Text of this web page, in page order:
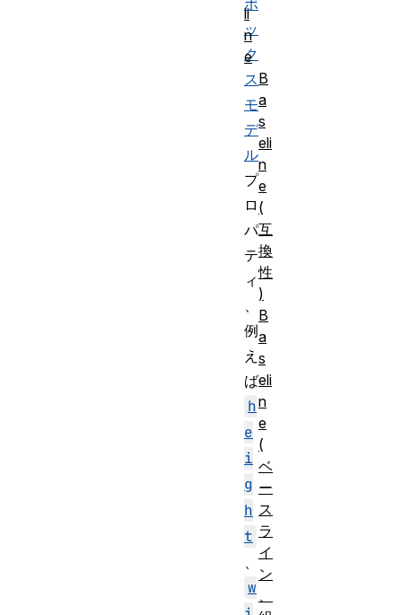
ボ
ッ
ク
ス
モ
デ
ル
プ
ロ
パ
テ
ィ
、
例
え
ば
h
e
i
g
h
t
、
w
li
n
e
B
a
s
eli
n
e
(
互
換
性
)
B
a
s
eli
n
e
(
ベ
ー
ス
ラ
イ
ン
、